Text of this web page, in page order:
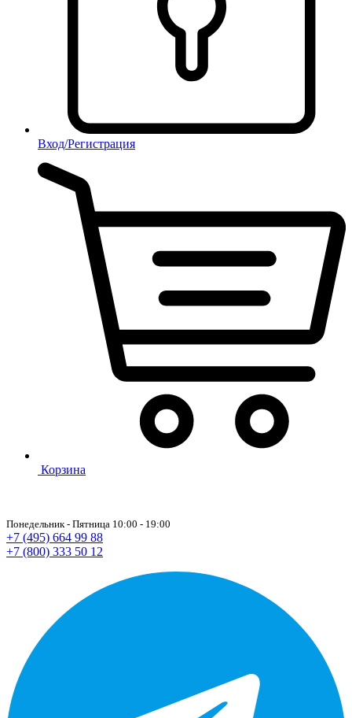
Вход/Регистрация
Корзина
Понедельник - Пятница 10:00 - 19:00
+7 (495) 664 99 88
+7 (800) 333 50 12